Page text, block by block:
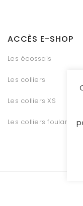
ACCÈS E-SHOP
Les écossais
Les colliers
Les colliers XS
Les colliers foulards